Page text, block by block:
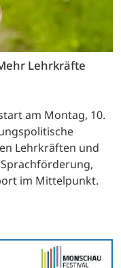
Lehrkräfte
am Montag, 10.
Lehrkräften und
im Mittelpunkt.